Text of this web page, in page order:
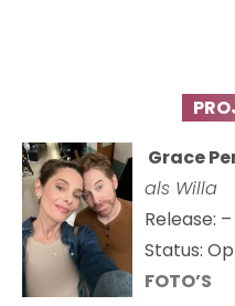
Grace
als Willa
Release: –
Status:
FOTO’S